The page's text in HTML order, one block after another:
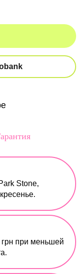
Stone,
грн при меньшей